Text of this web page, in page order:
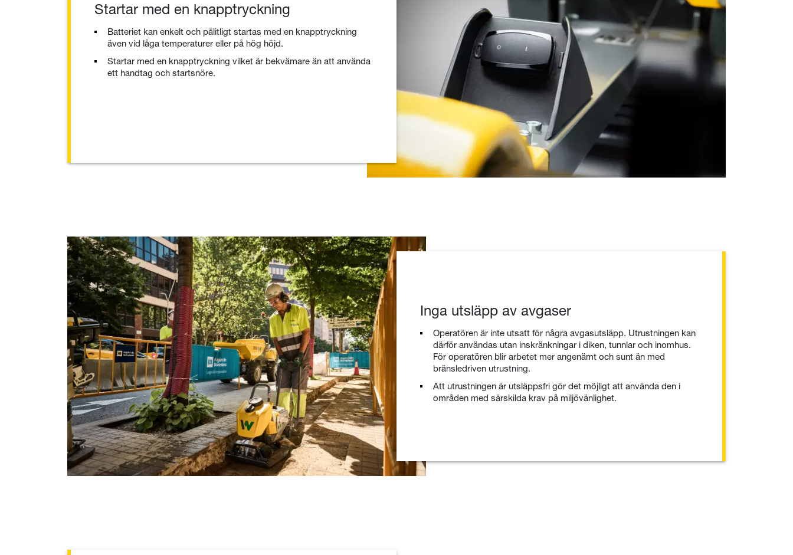
Startar med en knapptryckning
Batteriet kan enkelt och pålitligt startas med en knapptryckning
även vid låga temperaturer eller på hög höjd.
Startar med en knapptryckning vilket är bekvämare än att använda
ett handtag och startsnöre.
Inga utsläpp av avgaser
Operatören är inte utsatt för några avgasutsläpp. Utrustningen kan
därför användas utan inskränkningar i diken, tunnlar och inomhus.
För operatören blir arbetet mer angenämt och sunt än med
bränsledriven utrustning.
Att utrustningen är utsläppsfri gör det möjligt att använda den i
områden med särskilda krav på miljövänlighet.